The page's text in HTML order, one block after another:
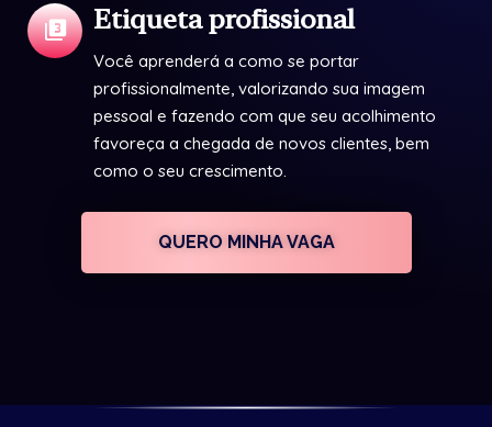
Etiqueta profissional
Você aprenderá a como se portar
profissionalmente, valorizando sua imagem
pessoal e fazendo com que seu acolhimento
favoreça a chegada de novos clientes, bem
como o seu crescimento.
QUERO MINHA VAGA